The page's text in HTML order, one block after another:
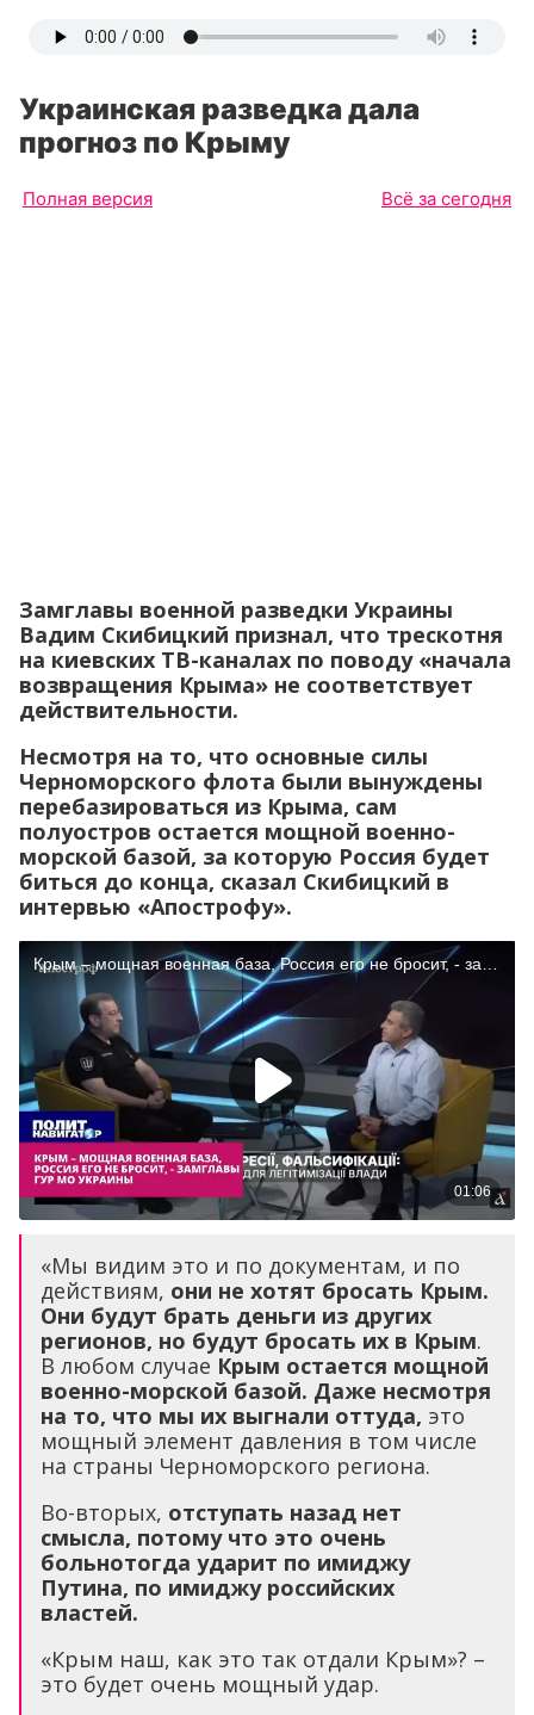
Украинская разведка дала
прогноз по Крыму
Полная версия Всё за сегодня
Замглавы военной разведки Украины
Вадим Скибицкий признал, что трескотня
на киевских ТВ-каналах по поводу «начала
возвращения Крыма» не соответствует
действительности.
Несмотря на то, что основные силы
Черноморского флота были вынуждены
перебазироваться из Крыма, сам
полуостров остается мощной военно-
морской базой, за которую Россия будет
биться до конца, сказал Скибицкий в
интервью «Апострофу».
«Мы видим это и по документам, и по
действиям, они не хотят бросать Крым.
Они будут брать деньги из других
регионов, но будут бросать их в Крым.
В любом случае Крым остается мощной
военно-морской базой. Даже несмотря
на то, что мы их выгнали оттуда, это
мощный элемент давления в том числе
на страны Черноморского региона.
Во-вторых, отступать назад нет
смысла, потому что это очень
больнотогда ударит по имиджу
Путина, по имиджу российских
властей.
«Крым наш, как это так отдали Крым»? –
это будет очень мощный удар.